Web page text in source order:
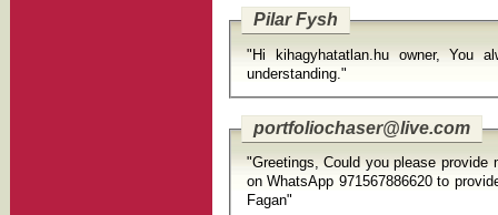
Pilar Fysh
"Hi kihagyhatatlan.hu owner, You
understanding."
portfoliochaser@live.com
"Greetings, Could you please provide me about options. Please connect me
on WhatsApp 971567886620 to provide more
Fagan"